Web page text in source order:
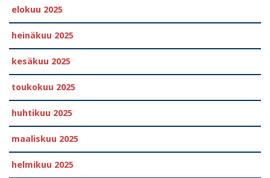
elokuu 2025
heinäkuu 2025
kesäkuu 2025
toukokuu 2025
huhtikuu 2025
maaliskuu 2025
helmikuu 2025